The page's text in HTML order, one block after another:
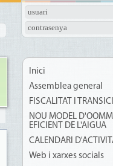
usuari
contrasenya
Inici
Assemblea general
FISCALITAT I
NOU MODEL
EFICIENT DE L'AIGUA
CALENDARI
Web i xarxes socials